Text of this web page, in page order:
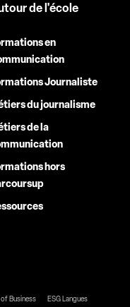
de l'école
en
Journaliste
du journalisme
de la
hors
Business
ESG Langues